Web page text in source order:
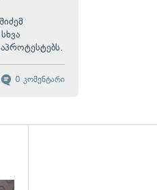
0 კომენტარი